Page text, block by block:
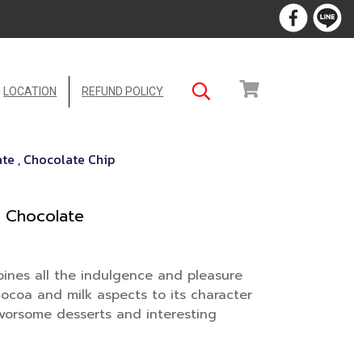
LOCATION REFUND POLICY
, Chocolate Chip
Chocolate
all the indulgence and pleasure
and milk aspects to its character
desserts and interesting